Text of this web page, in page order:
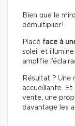
Bien que le
démultiplier!
Placé face à
soleil et
amplifie
Résultat ? Une
accueillante.
vente, une
davantage les